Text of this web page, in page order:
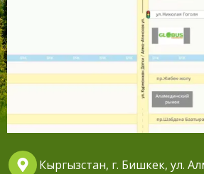
Кыргызстан, г. Бишкек, ул.